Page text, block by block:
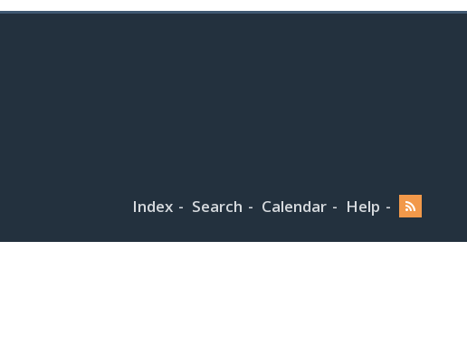
Index Search Calendar Help